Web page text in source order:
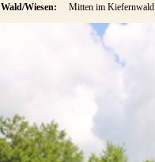
Wald/Wiesen: Mitten im Kiefernwald